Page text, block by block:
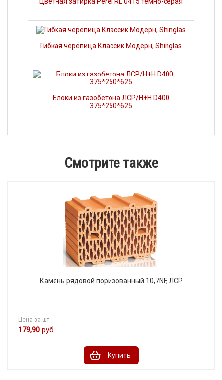
Гибкая черепица Классик Модерн, Shinglas
Блоки из газобетона ЛСР/Н+Н D400
375*250*625
Смотрите также
Камень рядовой поризованный 10,7NF, ЛСР
Цена за шт.
179,90 руб.
Купить